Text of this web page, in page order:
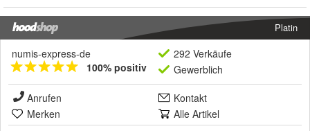
Platin
numis-express-de
100% positiv
292 Verkäufe
Gewerblich
Anrufen
Kontakt
Merken
Alle Artikel